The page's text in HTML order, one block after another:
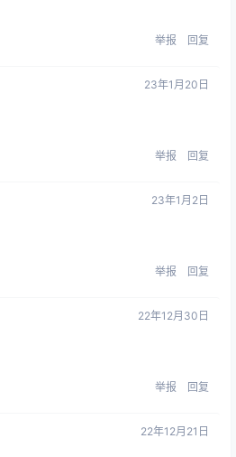
举报 回复
23年1月20日
举报 回复
23年1月2日
举报 回复
22年12月30日
举报 回复
22年12月21日